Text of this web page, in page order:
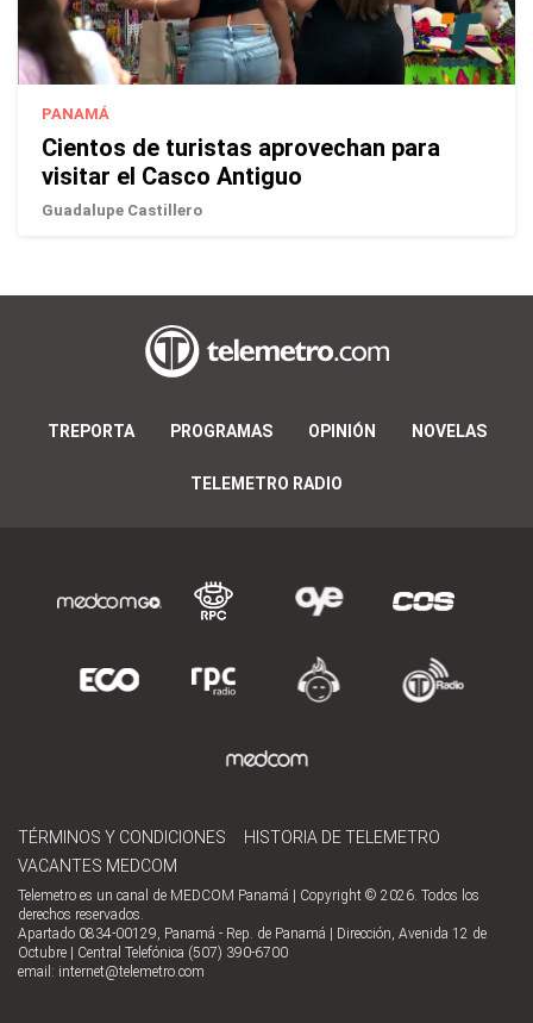
PANAMÁ
Cientos de turistas aprovechan para
visitar el Casco Antiguo
Guadalupe Castillero
TREPORTA PROGRAMAS OPINIÓN NOVELAS
TELEMETRO RADIO
TÉRMINOS Y CONDICIONES
HISTORIA DE TELEMETRO
VACANTES MEDCOM
Telemetro es un canal de MEDCOM Panamá | Copyright © 2026. Todos los
derechos reservados.
Apartado 0834-00129, Panamá - Rep. de Panamá | Dirección, Avenida 12 de
Octubre | Central Telefónica (507) 390-6700
email: internet@telemetro.com